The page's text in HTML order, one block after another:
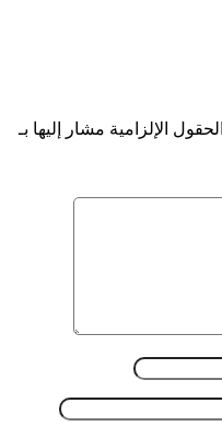
الحقول الإلزامية مشار إليها بـ